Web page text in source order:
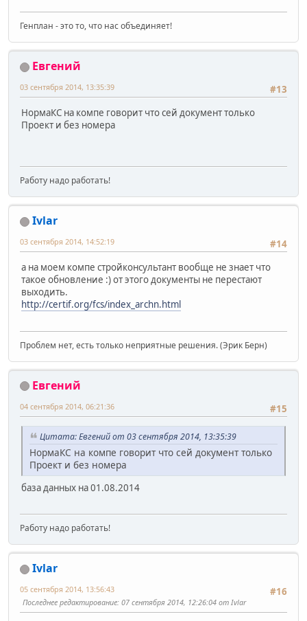
Генплан - это то, что нас объединяет!
Евгений
#13
03 сентября 2014, 13:35:39
НормаКС на компе говорит что сей документ только
Проект и без номера
Работу надо работать!
Ivlar
#14
03 сентября 2014, 14:52:19
а на моем компе стройконсультант вообще не знает что
такое обновление :) от этого документы не перестают
выходить.
http://certif.org/fcs/index_archn.html
Проблем нет, есть только неприятные решения. (Эрик Берн)
Евгений
#15
04 сентября 2014, 06:21:36
Цитата: Евгений от 03 сентября 2014, 13:35:39
НормаКС на компе говорит что сей документ только
Проект и без номера
база данных на 01.08.2014
Работу надо работать!
Ivlar
#16
05 сентября 2014, 13:56:43
Последнее редактирование: 07 сентября 2014, 12:26:04 от Ivlar